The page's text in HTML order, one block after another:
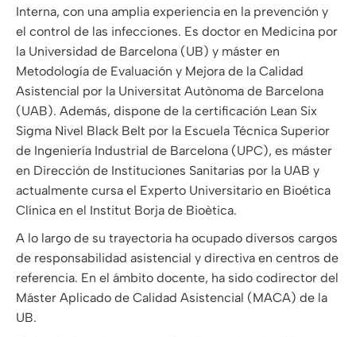
Interna, con una amplia experiencia en la prevención y
el control de las infecciones. Es doctor en Medicina por
la Universidad de Barcelona (UB) y máster en
Metodología de Evaluación y Mejora de la Calidad
Asistencial por la Universitat Autònoma de Barcelona
(UAB). Además, dispone de la certificación Lean Six
Sigma Nivel Black Belt por la Escuela Técnica Superior
de Ingeniería Industrial de Barcelona (UPC), es máster
en Dirección de Instituciones Sanitarias por la UAB y
actualmente cursa el Experto Universitario en Bioética
Clínica en el Institut Borja de Bioètica.
A lo largo de su trayectoria ha ocupado diversos cargos
de responsabilidad asistencial y directiva en centros de
referencia. En el ámbito docente, ha sido codirector del
Máster Aplicado de Calidad Asistencial (MACA) de la
UB.